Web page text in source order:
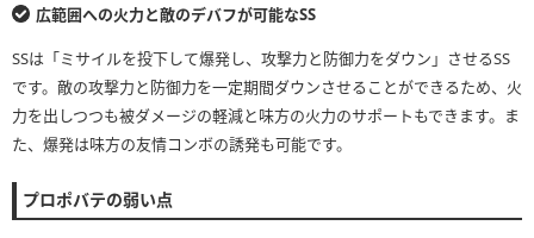
広範囲への火力と敵のデバフが可能なSS
SSは「ミサイルを投下して爆発し、攻撃力と防御力をダウン」させるSS
です。敵の攻撃力と防御力を一定期間ダウンさせることができるため、火
力を出しつつも被ダメージの軽減と味方の火力のサポートもできます。ま
た、爆発は味方の友情コンボの誘発も可能です。
プロポバテの弱い点